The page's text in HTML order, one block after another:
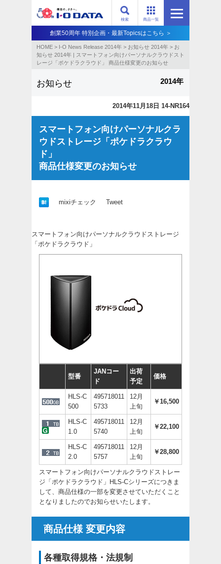
商品一覧
検索
創業50周年 特別企画・最新Topicsはこちら ＞
HOME > I-O News Release 2014年 > お知らせ 2014年 > お
知らせ 2014年 | スマートフォン向けパーソナルクラウドスト
レージ「ポケドラクラウド」 商品仕様変更のお知らせ
お知らせ 2014年
2014年11月18日 14-NR164
スマートフォン向けパーソナルクラ
ウドストレージ「ポケドラクラウ
ド」
商品仕様変更のお知らせ
mixiチェック Tweet
スマートフォン向けパーソナルクラウドストレージ
「ポケドラクラウド」
型番
JANコー
ド
出荷
予定
価格
HLS-C
500
495718011
5733
12月
上旬
￥16,500
HLS-C
1.0
495718011
5740
12月
上旬
￥22,100
HLS-C
2.0
495718011
5757
12月
上旬
￥28,800
スマートフォン向けパーソナルクラウドストレー
ジ「ポケドラクラウド」HLS-Cシリーズにつきま
して、商品仕様の一部を変更させていただくこと
となりましたのでお知らせいたします。
商品仕様 変更内容
各種取得規格・法規制